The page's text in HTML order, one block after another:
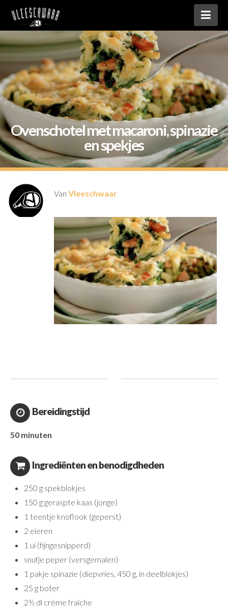
Ovenschotel met macaroni, spinazie
en spekjes
VanVleeschwaar
Bereidingstijd
50 minuten
Ingrediënten en benodigdheden
250 g spekblokjes
150 g geraspte kaas (jonge)
1 teentje knoflook (geperst)
2 eieren
1 ui (fijngesnipperd)
snufje peper (versgemalen)
1 pakje spinazie (diepvries, 450 g, in deelblokjes)
25 g boter
2½ dl crème fraîche